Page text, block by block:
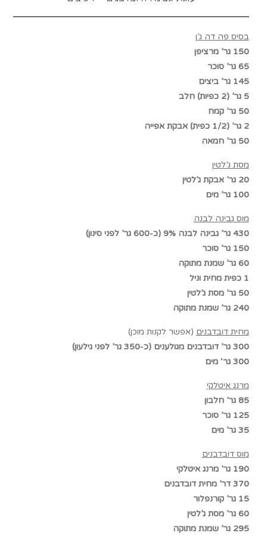
בסיס פה דה ג’ן
150 גר’ מרציפן
65 גר’ סוכר
145 גר’ ביצים
5 גר’ (2 כפיות) חלב
50 גר’ קמח
2 גר’ (1/2 כפית) אבקת אפייה
50 גר’ חמאה
מסת ג’לטין
20 גר’ אבקת ג’לטין
100 גר’ מים
מוס גבינה לבנה
430 גר’ גבינה לבנה 9% (כ-600 גר’ לפני סינון)
150 גר’ סוכר
60 גר’ שמנת מתוקה
1 כפית מחית וניל
50 גר’ מסת ג’לטין
240 גר’ שמנת מתוקה
מחית דובדבנים (אפשר לקנות מוכן)
300 גר’ דובדבנים מגולענים (כ-350 גר’ לפני גילעון)
300 גר‘מים
מרנג איטלקי
85 גר’ חלבון
125 גר’ סוכר
35 גר’ מים
מוס דובדבנים
190 גר’ מרנג איטלקי
370 דר’ מחית דובדבנים
15 גר’ קורנפלור
60 גר’ מסת ג’לטין
295 גר’ שמנת מתוקה